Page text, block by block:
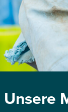
Unsere